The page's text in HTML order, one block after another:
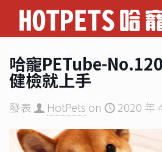
哈寵PETube-
健檢就上手
發表 HotPets on 2020 年